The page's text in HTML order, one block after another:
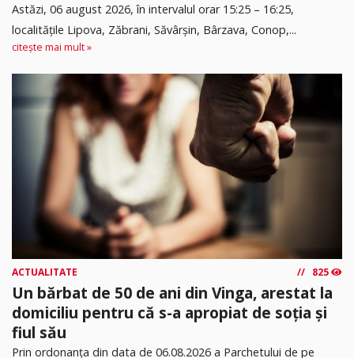
Astăzi, 06 august 2026, în intervalul orar 15:25 – 16:25,
localitățile Lipova, Zăbrani, Săvârșin, Bârzava, Conop,...
citește mai mult »
ACTUALITATE 825
Un bărbat de 50 de ani din Vinga, arestat la
domiciliu pentru că s-a apropiat de soția și
fiul său
Prin ordonanța din data de 06.08.2026 a Parchetului de pe